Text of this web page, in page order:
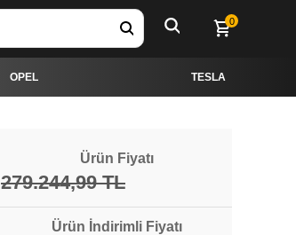
0
OPEL TESLA
Ürün Fiyatı
279.244,99 TL
Ürün İndirimli Fiyatı